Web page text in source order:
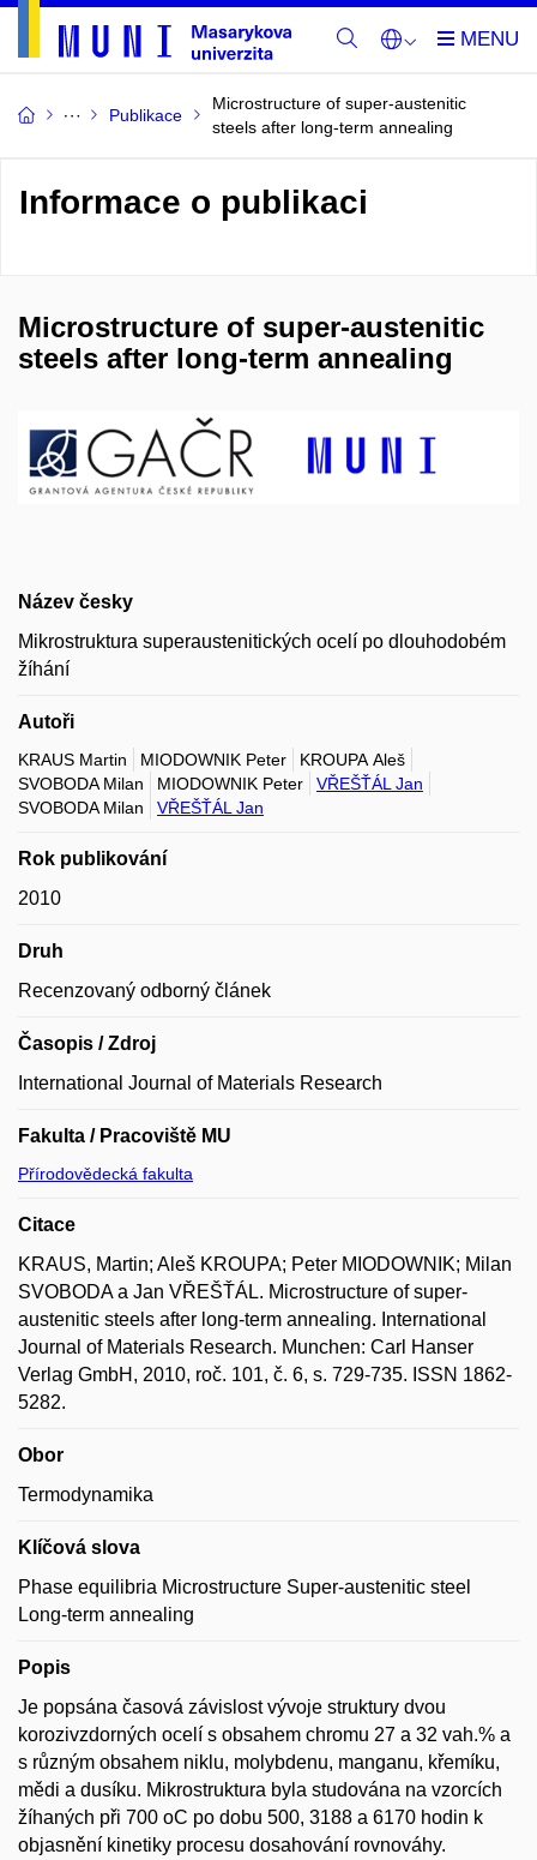
Publikace
Microstructure of super-austenitic
steels after long-term annealing
Informace o publikaci
Microstructure of super-austenitic
steels after long-term annealing
Název česky
Mikrostruktura superaustenitických ocelí po dlouhodobém
žíhání
Autoři
KRAUS Martin MIODOWNIK Peter
KROUPA Aleš
SVOBODA Milan
MIODOWNIK Peter
VŘEŠŤÁL Jan
SVOBODA Milan
VŘEŠŤÁL Jan
Rok publikování
2010
Druh
Recenzovaný odborný článek
Časopis / Zdroj
International Journal of Materials Research
Fakulta / Pracoviště MU
Přírodovědecká fakulta
Citace
KRAUS, Martin; Aleš KROUPA; Peter MIODOWNIK; Milan
SVOBODA a Jan VŘEŠŤÁL. Microstructure of super-
austenitic steels after long-term annealing. International
Journal of Materials Research. Munchen: Carl Hanser
Verlag GmbH, 2010, roč. 101, č. 6, s. 729-735. ISSN 1862-
5282.
Obor
Termodynamika
Klíčová slova
Phase equilibria Microstructure Super-austenitic steel
Long-term annealing
Popis
Je popsána časová závislost vývoje struktury dvou
korozivzdorných ocelí s obsahem chromu 27 a 32 vah.% a
s různým obsahem niklu, molybdenu, manganu, křemíku,
mědi a dusíku. Mikrostruktura byla studována na vzorcích
žíhaných při 700 oC po dobu 500, 3188 a 6170 hodin k
objasnění kinetiky procesu dosahování rovnováhy.